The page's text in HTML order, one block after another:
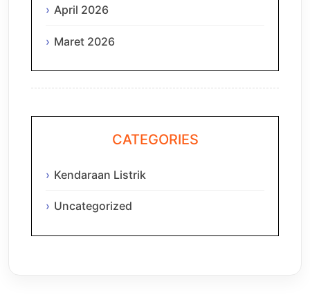
April 2026
Maret 2026
CATEGORIES
Kendaraan Listrik
Uncategorized